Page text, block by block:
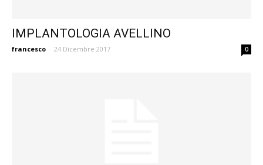
IMPLANTOLOGIA AVELLINO
francesco - 24 Dicembre 2017 0